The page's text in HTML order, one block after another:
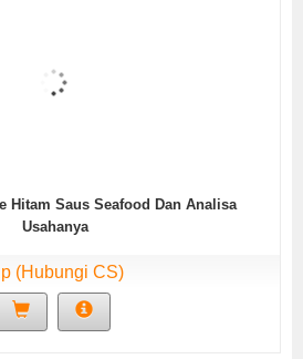
Hitam Saus Seafood Dan Analisa
Usahanya
(Hubungi CS)